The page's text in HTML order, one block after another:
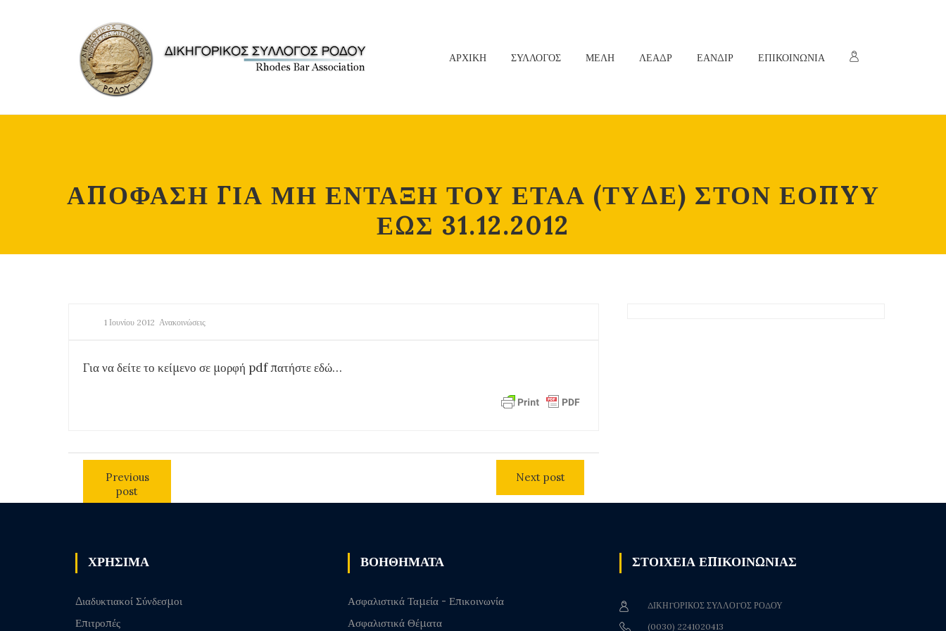
ΑΡΧΙΚΗ ΣΥΛΛΟΓΟΣ ΜΕΛΗ ΛΕΑΔΡ ΕΑΝΔΙΡ ΕΠΙΚΟΙΝΩΝΙΑ
ΑΠΟΦΑΣΗ ΓΙΑ ΜΗ ΕΝΤΑΞΗ ΤΟΥ ΕΤΑΑ (ΤΥΔΕ) ΣΤΟΝ ΕΟΠYΥ
ΕΩΣ 31.12.2012
1 Ιουνίου 2012 Ανακοινώσεις
Για να δείτε το κείμενο σε μορφή pdf πατήστε εδώ…
Previous
post
Next post
ΧΡΗΣΙΜΑ
Διαδυκτιακοί Σύνδεσμοι
Επιτροπές
ΒΟΗΘΗΜΑΤΑ
Ασφαλιστικά Ταμεία - Επικοινωνία
Ασφαλιστικά Θέματα
ΣΤΟΙΧΕΙΑ ΕΠΙΚΟΙΝΩΝΙΑΣ
ΔΙΚΗΓΟΡΙΚΟΣ ΣΥΛΛΟΓΟΣ ΡΟΔΟΥ
(0030) 2241020413